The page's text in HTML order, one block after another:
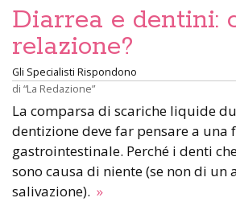
Diarrea e dentini:
relazione?
Gli Specialisti Rispondono
di “La Redazione”
La comparsa di scariche liquide
dentizione deve far pensare a una
gastrointestinale. Perché i denti
sono causa di niente (se non di un
salivazione). »